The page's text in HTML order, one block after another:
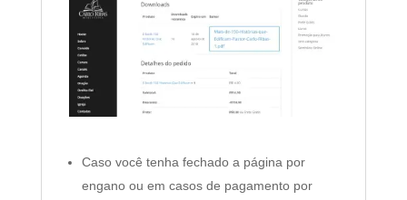
Caso você tenha fechado a página por
engano ou em casos de pagamento por